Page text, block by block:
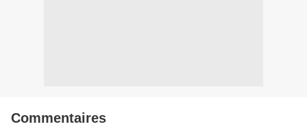
Commentaires